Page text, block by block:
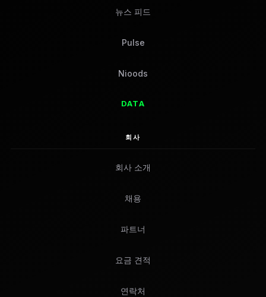
뉴스 피드
Pulse
Nioods
DATA
회사
회사 소개
채용
파트너
요금 견적
연락처